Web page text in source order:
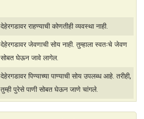
देहेरगडावर राहण्याची कोणतीही व्यवस्था नाही.
देहेरगडावर जेवणाची सोय नाही. तुम्हाला स्वतःचे जेवण
सोबत घेऊन जावे लागेल.
देहेरगडावर पिण्याच्या पाण्याची सोय उपलब्ध आहे. तरीही,
तुम्ही पुरेसे पाणी सोबत घेऊन जाणे चांगले.